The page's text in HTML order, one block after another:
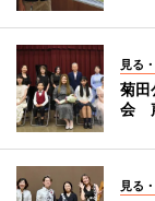
見る
菊田
会
見る